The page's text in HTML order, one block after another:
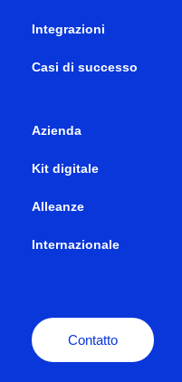
Integrazioni
Casi di successo
Azienda
Kit digitale
Alleanze
Internazionale
Contatto